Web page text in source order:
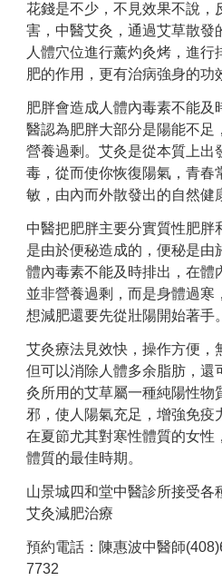
花錢是不少，不見效果不說，
害，中醫艾灸，通過艾草散發
人體穴位進行薰灼灸烤，進
肥的作用，更有治病強身的功
肥胖會造成人體內毒素不能及
醫認為肥胖大部分是陽能不足
營養過剩。艾灸是從本質上出
毒，從而使你恢復陽氣，青春
敏，由內而外散發出的自然健
中醫把肥胖主要分實質性肥胖
是由於便秘造成的，便秘是由
體內毒素不能及時排出，在體
並非營養過剩，而是身體過寒
想減肥還要先從壯陽開始著手。
艾灸療法見效快，操作方便，
但可以消除人體多余脂肪，還
灸所用的艾草屬一種純陽性物
邪，使人陽氣充足，增強免疫
在夏節尤其對寒性體質的女性
體質的最佳時期。
山景城四和堂中醫診所接受各
艾灸減肥治療
預約電話：陳惠波中醫師
7732